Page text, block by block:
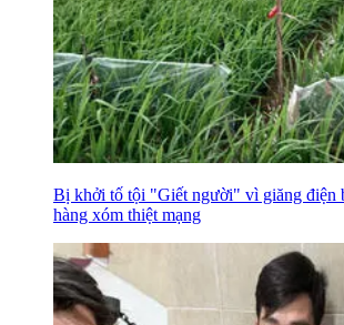
Bị khởi tố tội "Giết người" vì giăng điện
hàng xóm thiệt mạng